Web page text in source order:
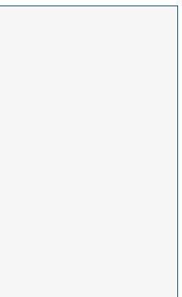
nicht verpassen!
in Arbeit
Text)